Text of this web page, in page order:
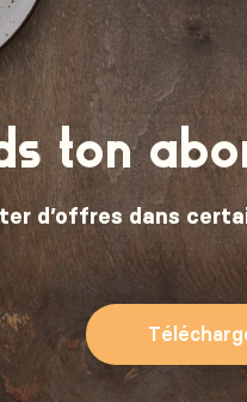
ton
d’offres dans